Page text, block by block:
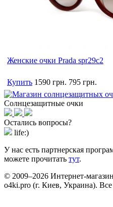
Женские очки Prada spr29c2
Купить 1590 грн. 795 грн.
Солнцезащитные очки
Остались вопросы?
life:)
У нас есть партнерская
можете прочитать тут.
© 2009–2026 Интернет-
o4ki.pro (г. Киев, Украина).